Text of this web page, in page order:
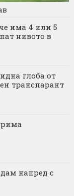
има 4 или 5
нивото в
глоба от
транспарант
напред с